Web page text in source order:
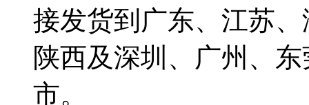
接发货到广东、江苏
陕西及深圳、广州、
市。